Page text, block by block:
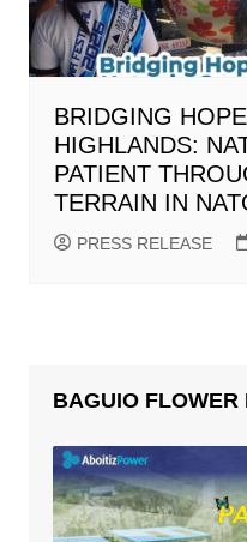
BRIDGING
HIGHLANDS:
PATIENT
TERRAIN IN
PRESS RELEASE
BAGUIO FLOWER